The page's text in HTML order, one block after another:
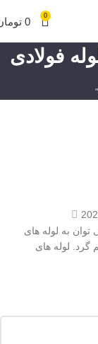
0
0
فولادی
توان به لوله های
لوله های